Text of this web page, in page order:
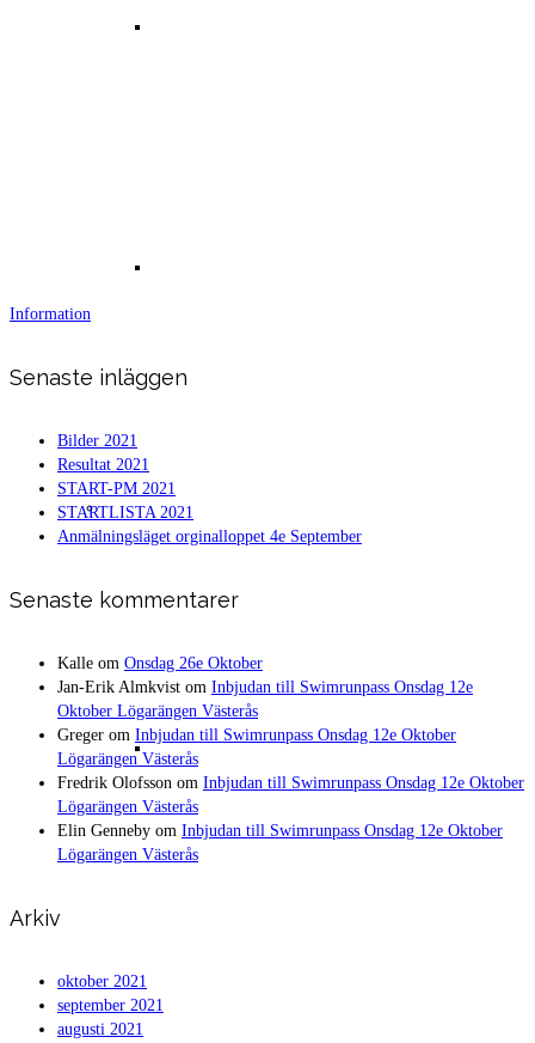
Resultat 2017
Resultat Västerås Swimrun 2017 –
Information
Senaste inläggen
Bilder 2021
Resultat 2021
START-PM 2021
STARTLISTA 2021
Anmälningsläget orginalloppet 4e September
Senaste kommentarer
Kalle om Onsdag 26e Oktober
Jan-Erik Almkvist om Inbjudan till Swimrunpass Onsdag 12e
Oktober Lögarängen Västerås
Greger om Inbjudan till Swimrunpass Onsdag 12e Oktober
Lögarängen Västerås
Fredrik Olofsson om Inbjudan till Swimrunpass Onsdag 12e Oktober
Lögarängen Västerås
Elin Genneby om Inbjudan till Swimrunpass Onsdag 12e Oktober
Lögarängen Västerås
Arkiv
oktober 2021
september 2021
augusti 2021